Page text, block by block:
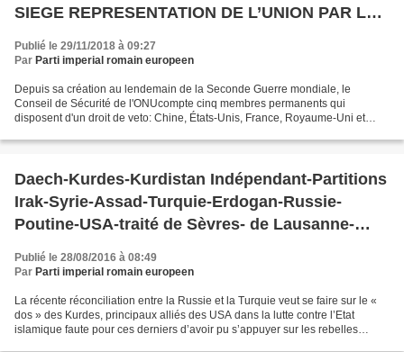
SIEGE REPRESENTATION DE L’UNION PAR LA
FRANCE-ARMEE EUROPENNE- FORCE
FRANCAISE DE DISSUASION
Publié le 29/11/2018 à 09:27
Par Parti imperial romain europeen
Depuis sa création au lendemain de la Seconde Guerre mondiale, le
Conseil de Sécurité de l'ONUcompte cinq membres permanents qui
disposent d'un droit de veto: Chine, États-Unis, France, Royaume-Uni et
Daech-Kurdes-Kurdistan Indépendant-Partitions
Irak-Syrie-Assad-Turquie-Erdogan-Russie-
Poutine-USA-traité de Sèvres- de Lausanne-
Accords Sykes Piccot-
Publié le 28/08/2016 à 08:49
Par Parti imperial romain europeen
La récente réconciliation entre la Russie et la Turquie veut se faire sur le «
dos » des Kurdes, principaux alliés des USA dans la lutte contre l’Etat
islamique faute pour ces derniers d’avoir pu s’appuyer sur les rebelles